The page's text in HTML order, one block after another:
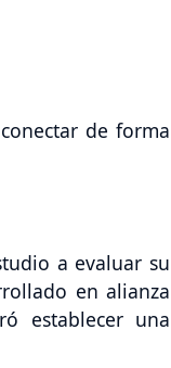
de forma
a evaluar su
en alianza
establecer una